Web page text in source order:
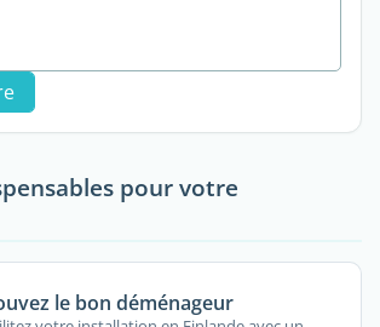
pour votre
le bon déménageur